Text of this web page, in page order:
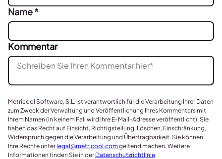
Name*
Kommentar
Metricool Software, S.L. ist verantwortlich für die Verarbeitung Ihrer Daten
zum Zweck der Verwaltung und Veröffentlichung Ihres Kommentars mit
Ihrem Namen (in keinem Fall wird Ihre E-Mail-Adresse veröffentlicht). Sie
haben das Recht auf Einsicht, Richtigstellung, Löschen, Einschränkung,
Widerspruch gegen die Verarbeitung und Übertragbarkeit. Sie können
Ihre Rechte unter legal@metricool.comgeltend machen. Weitere
Informationen finden Sie in der Datenschutzrichtlinie.